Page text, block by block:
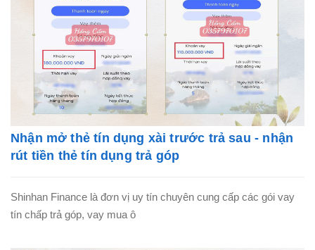
Nhận mở thẻ tín dụng xài trước trả sau - nhận
rút tiền thẻ tín dụng trả góp
Shinhan Finance là đơn vị uy tín chuyên cung cấp các gói vay
tín chấp trả góp, vay mua ô